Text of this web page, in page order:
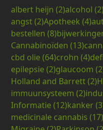
albert heijn (2)alcohol
angst(2)Apotheek (4)
bestellen (8)
Cannabinoïden (13)
cbd olie (64)crohn (4)
epilepsie (2)glaucoom
Holland and Barrett(2)
immuunsysteem (2)
Informatie (12)kanker
medicinale cannabis (17)